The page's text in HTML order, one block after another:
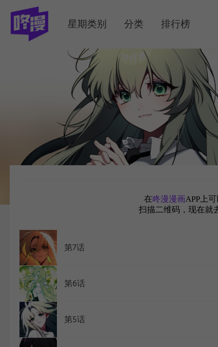
WEBTOON
星期类别 分类 排行榜
在咚漫漫画APP上
扫描二维码，现在就
第7话
第6话
第5话